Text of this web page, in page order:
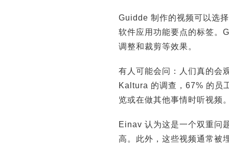
Guidde 制作的视频可以选
软件应用功能要点的标签。
调整和裁剪等效果。
有人可能会问：人们真的会
Kaltura 的调查，67% 的员
览或在做其他事情时听视频
Einav 认为这是一个双重问
高。此外，这些视频通常被